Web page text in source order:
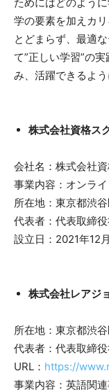
学の要素を加えカ
とどまらず、最適
て”正しい学習”の
み、活躍できるよう
株式会社資格ス
会社名：株式会社
事業内容：オンラ
所在地：東京都渋
代表者：代表取締
設立日：2021年12
株式会社レアジ
所在地：東京都渋
代表者：代表取締
URL： https://
事業内容：英語関